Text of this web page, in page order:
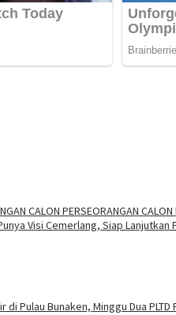
CALON PERSEORANGAN
Visi Cemerlang, Siap
Pulau Bunaken, Minggu Dua PLTD